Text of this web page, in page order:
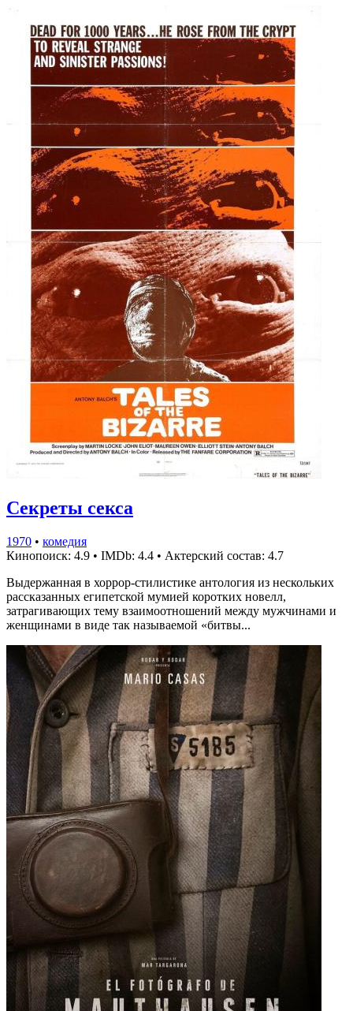
Секреты секса
1970 • комедия
Кинопоиск: 4.9 • IMDb: 4.4 • Актерский состав: 4.7
Выдержанная в хоррор-стилистике антология из нескольких
рассказанных египетской мумией коротких новелл,
затрагивающих тему взаимоотношений между мужчинами и
женщинами в виде так называемой «битвы...